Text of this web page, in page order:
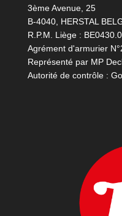
3ème Avenue, 25
B-4040, HERSTAL
R.P.M. Liège :
Agrément d'armurier
Représenté par MP
Autorité de contrôle :